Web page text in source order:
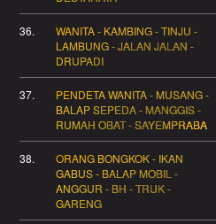
36.
WANITA - KAMBING - TINJU -
LAMBUNG - JALAN JALAN -
DRUPADI
37.
PENDETA WANITA - MUSANG -
BALAP SEPEDA - MANGGIS -
RUMAH OBAT - SAYEMPRABA
38.
ORANG BONGKOK - IKAN
GABUS - BALAP MOBIL -
ANGGUR - BH - TRUK -
GARENG